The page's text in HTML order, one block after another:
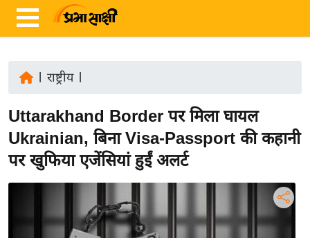
ज़ा
ख
र
राष्ट्रीय|
Uttarakhand Border पर मिला घायल
Ukrainian, बिना Visa-Passport की कहानी
पर खुफिया एजेंसियां हुईं अलर्ट